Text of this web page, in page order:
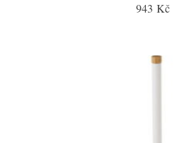
943 Kč